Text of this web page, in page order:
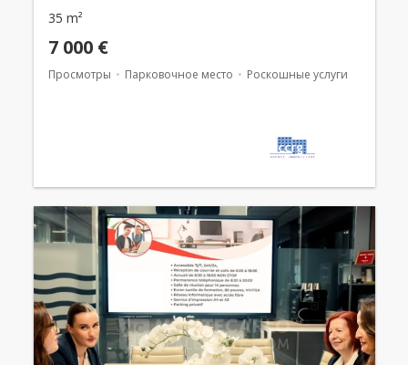
35 m²
7 000 €
Просмотры Парковочное место Роскошные услуги